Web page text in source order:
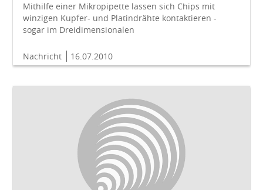
Mithilfe einer Mikropipette lassen sich Chips mit
winzigen Kupfer- und Platindrähte kontaktieren -
sogar im Dreidimensionalen
Nachricht 16.07.2010